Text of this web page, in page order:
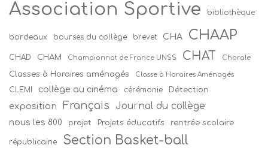
Association Sportive bibliothèque
bordeaux bourses du collège brevet CHA CHAAP
CHAD CHAM Championnat de France UNSS CHAT Chorale
Classes à Horaires aménagés Classe à Horaires Aménagés
CLEMI collège au cinéma cérémonie Détection
exposition Français Journal du collège
nous les 800 projet Projets éducatifs rentrée scolaire
républicaine Section Basket-ball